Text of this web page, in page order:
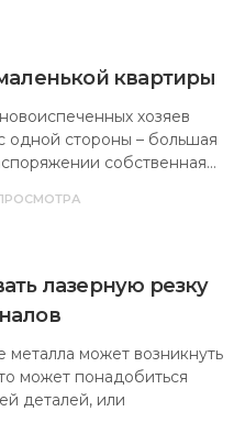
квартиры
хозяев
одной стороны – большая
собственная…
ПРОСМОТРА
лазерную резку
может возникнуть
может понадобиться
деталей, или